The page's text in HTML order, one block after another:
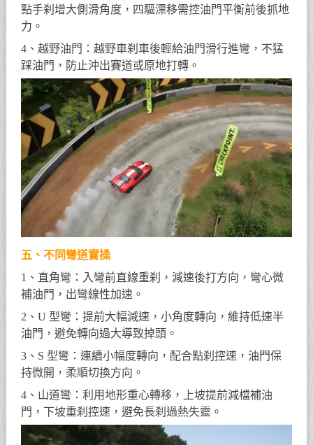
點手刹增大側滑角度，四驅漂移需控油門平衡前後抓地
力。
4、越野油門：越野車刹車後輕給油門滑行進彎，不猛
踩油門，防止沖出賽道或原地打轉。
五、不同彎道實操
1、直角彎：入彎前直線重刹，減速後打方向，彎心微
補油門，出彎線性加速。
2、U 型彎：提前大幅減速，小角度轉向，維持低速半
油門，避免轉向過大導致掉頭。
3、S 型彎：連續小幅度轉向，配合點刹控速，油門保
持微開，柔順切換方向。
4、山道彎：利用地形重心轉移，上坡提前減檔補油
門，下坡重刹控速，避免長刹過熱失靈。